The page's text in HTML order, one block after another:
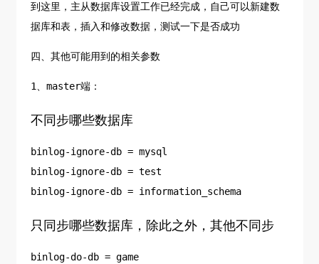
到这里，主从数据库设置工作已经完成，自己可以新建数
据库和表，插入和修改数据，测试一下是否成功
四、其他可能用到的相关参数
1、master端：
不同步哪些数据库
binlog-ignore-db = mysql
binlog-ignore-db = test
binlog-ignore-db = information_schema
只同步哪些数据库，除此之外，其他不同步
binlog-do-db = game